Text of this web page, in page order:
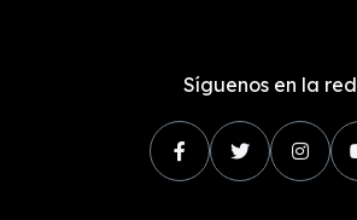
Síguenos en la red